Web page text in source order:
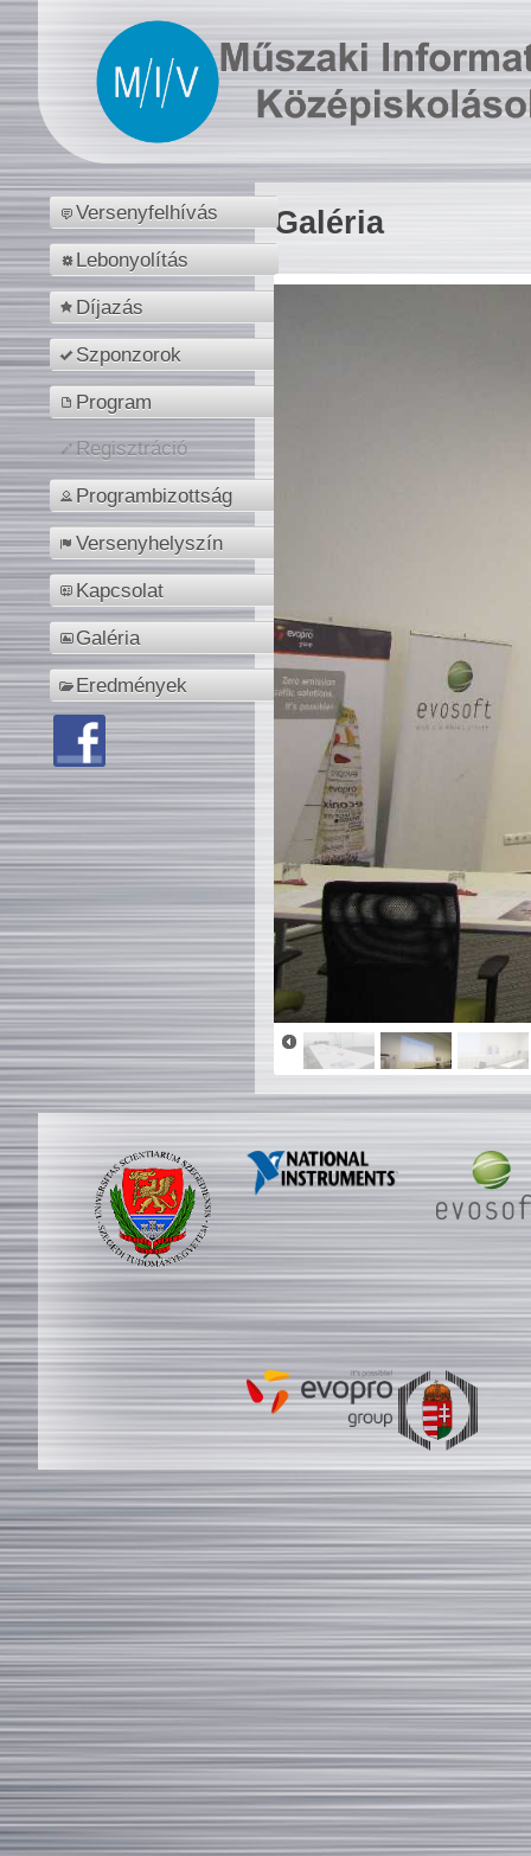
Versenyfelhívás
Lebonyolítás
Díjazás
Szponzorok
Program
Regisztráció
Programbizottság
Versenyhelyszín
Kapcsolat
Galéria
Eredmények
Galéria